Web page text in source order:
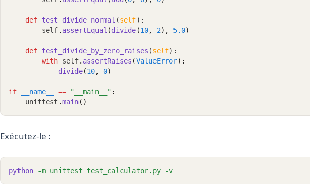
def test_divide_normal (self):
        self
. assertEqual (divide(10, 2), 5.0)
def test_divide_by_zero_raises (self):
with self. assertRaises (ValueError):
divide(10, 0)
if __name__ == "__main__" :
    unittest
.main()
Exécutez-le :
python -m unittest test_calculator.py -v